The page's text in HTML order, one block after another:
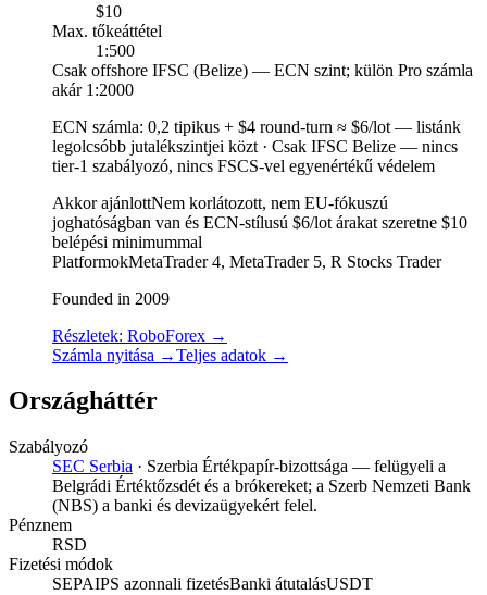
$10
Max. tőkeáttétel
1:500
Csak offshore IFSC (Belize) — ECN szint; külön Pro számla
akár 1:2000
ECN számla: 0,2 tipikus + $4 round-turn ≈ $6/lot — listánk
legolcsóbb jutalékszintjei közt · Csak IFSC Belize — nincs
tier-1 szabályozó, nincs FSCS-vel egyenértékű védelem
Akkor ajánlottNem korlátozott, nem EU-fókuszú
joghatóságban van és ECN-stílusú $6/lot árakat szeretne $10
belépési minimummal
PlatformokMetaTrader 4, MetaTrader 5, R Stocks Trader
Founded in 2009
Részletek: RoboForex →
Számla nyitása →Teljes adatok →
Országháttér
Szabályozó
SEC Serbia · Szerbia Értékpapír-bizottsága — felügyeli a
Belgrádi Értéktőzsdét és a brókereket; a Szerb Nemzeti Bank
(NBS) a banki és devizaügyekért felel.
Pénznem
RSD
Fizetési módok
SEPAIPS azonnali fizetésBanki átutalásUSDT